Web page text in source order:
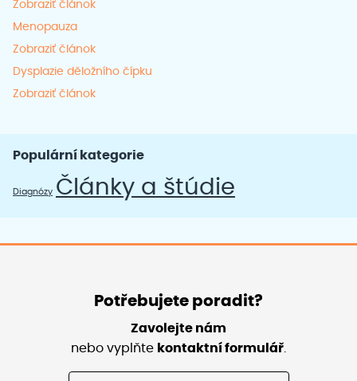
Zobraziť článok
Menopauza
Zobraziť článok
Dysplazie děložního čípku
Zobraziť článok
Populární kategorie
Diagnózy Články a štúdie
Potřebujete poradit?
Zavolejte nám
nebo vyplňte kontaktní formulář.